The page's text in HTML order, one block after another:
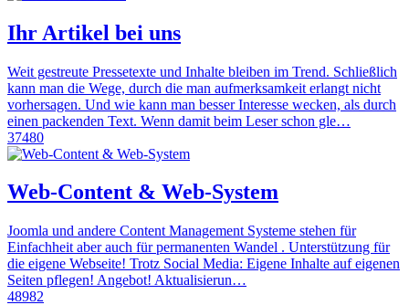
Ihr Artikel bei uns
Weit gestreute Pressetexte und Inhalte bleiben im Trend. Schließlich
kann man die Wege, durch die man aufmerksamkeit erlangt nicht
vorhersagen. Und wie kann man besser Interesse wecken, als durch
einen packenden Text. Wenn damit beim Leser schon gle…
37480
Web-Content & Web-System
Joomla und andere Content Management Systeme stehen für
Einfachheit aber auch für permanenten Wandel . Unterstützung für
die eigene Webseite! Trotz Social Media: Eigene Inhalte auf eigenen
Seiten pflegen! Angebot! Aktualisierun…
48982